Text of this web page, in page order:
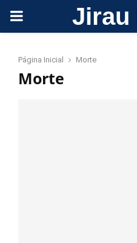
PRIMARY Jirau
Página Inicial Morte
Morte